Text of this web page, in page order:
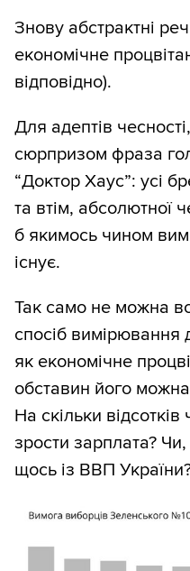
Знову абстрактні
економічне
відповідно).
Для адептів
сюрпризом фраза
“Доктор Хаус”: усі
та втім, абсолютної
б якимось чином
існує.
Так само не можна
спосіб вимірювання
як економічне
обставин його
На скільки
зрости зарплата?
щось із ВВП